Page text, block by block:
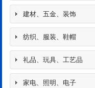
建材、五金、装饰
纺织、服装、鞋帽
礼品、玩具、工艺品
家电、照明、电子